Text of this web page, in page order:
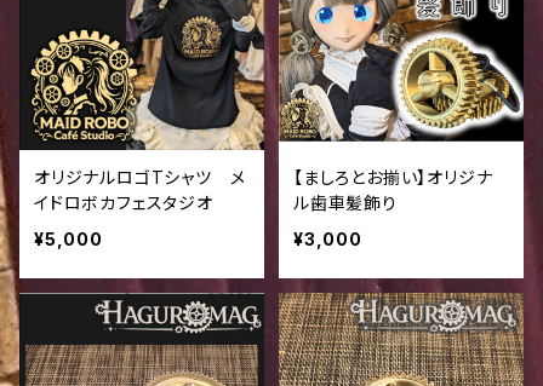
オリジナルロゴTシャツ メ
イドロボカフェスタジオ
¥5,000
【ましろとお揃い】オリジナ
ル歯車髪飾り
¥3,000